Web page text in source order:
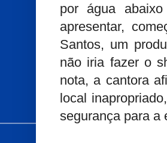
por água
apresentar,
Santos, um
não iria fazer o
nota, a cantora
local
segurança para a